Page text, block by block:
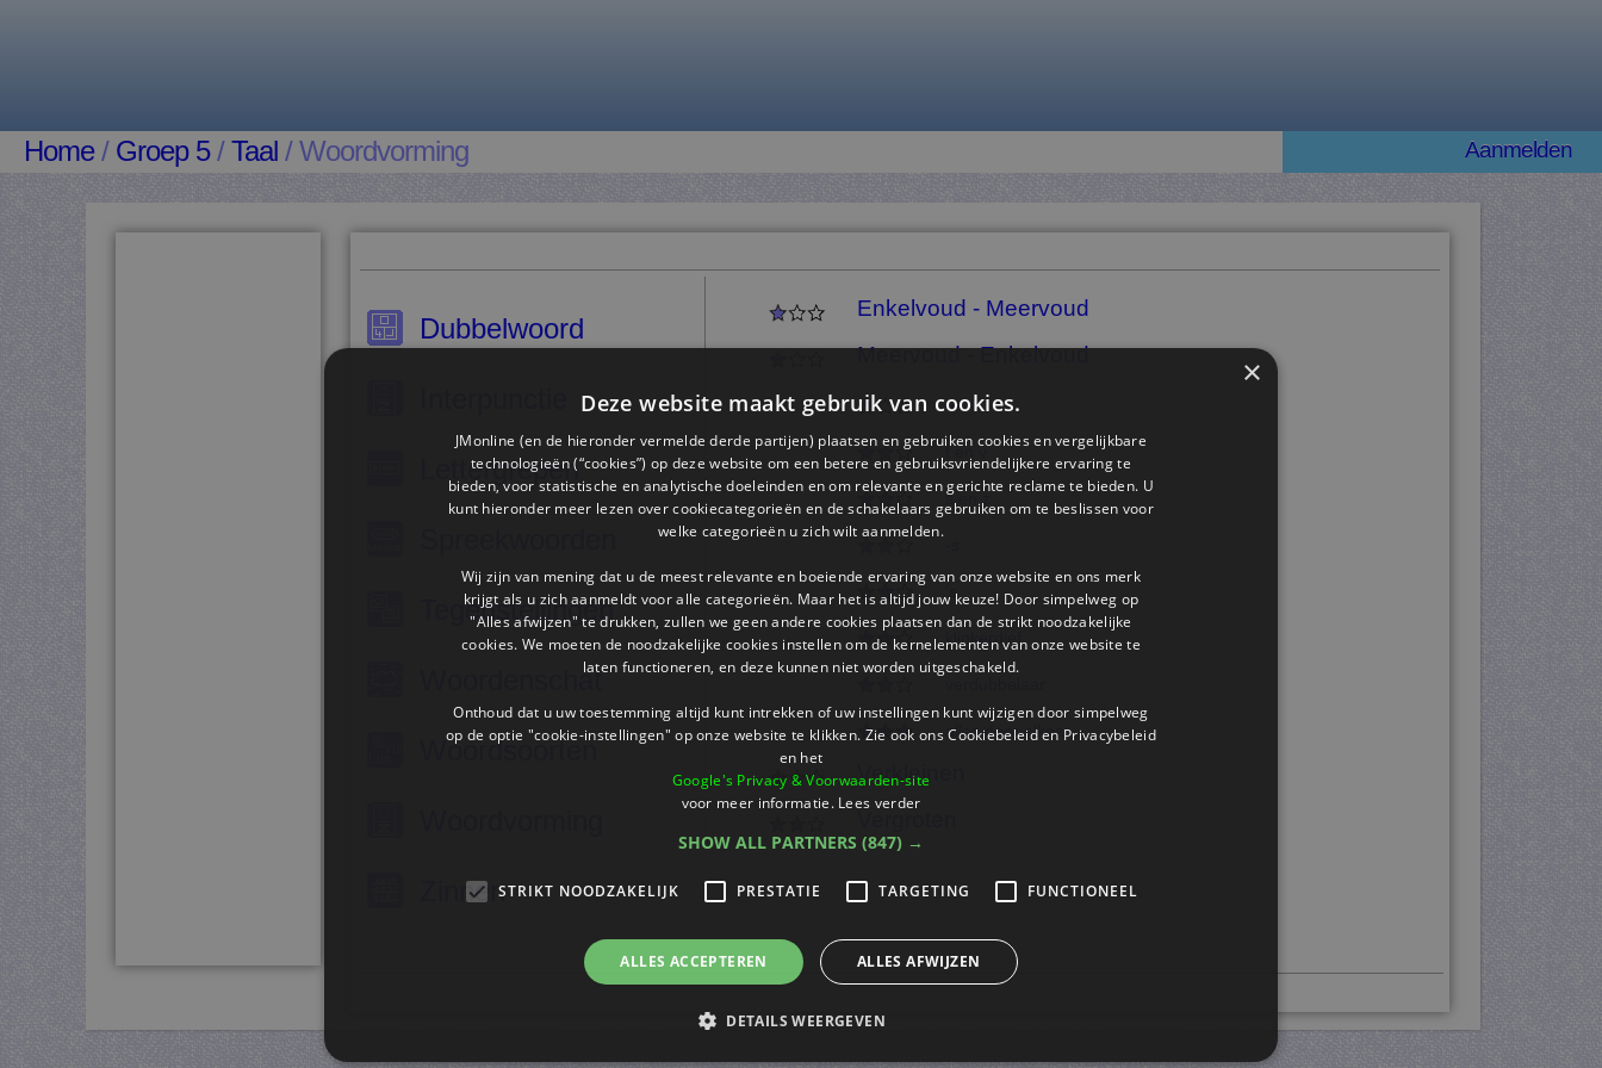
Home/ Groep 5/Taal / Woordvorming Aanmelden
Dubbelwoord
Lettergrepen
Tegenstellingen
Woordenschat
Woordsoorten
Zinnen
Enkelvoud - Meervoud
Meervoud - Enkelvoud
-en
f en v
s en z
's
klinkerdief
alles door elkaar
Verkleinen
×
Deze website maakt gebruik van cookies.
JMonline (en de hieronder vermelde derde partijen) plaatsen en gebruiken cookies en vergelijkbare
technologieën (“cookies”) op deze website om een ​​betere en gebruiksvriendelijkere ervaring te
bieden, voor statistische en analytische doeleinden en om relevante en gerichte reclame te bieden. U
kunt hieronder meer lezen over cookiecategorieën en de schakelaars gebruiken om te beslissen voor
welke categorieën u zich wilt aanmelden.
Wij zijn van mening dat u de meest relevante en boeiende ervaring van onze website en ons merk
krijgt als u zich aanmeldt voor alle categorieën. Maar het is altijd jouw keuze! Door simpelweg op
"Alles afwijzen" te drukken, zullen we geen andere cookies plaatsen dan de strikt noodzakelijke
cookies. We moeten de noodzakelijke cookies instellen om de kernelementen van onze website te
laten functioneren, en deze kunnen niet worden uitgeschakeld.
Onthoud dat u uw toestemming altijd kunt intrekken of uw instellingen kunt wijzigen door simpelweg
op de optie "cookie-instellingen" op onze website te klikken. Zie ook ons ​​Cookiebeleid en Privacybeleid
en het
Google's Privacy & Voorwaarden-site
voor meer informatie. Lees verder
SHOW ALL PARTNERS (847) →
STRIKT NOODZAKELIJK PRESTATIE TARGETING FUNCTIONEEL
ALLES ACCEPTEREN ALLES AFWIJZEN
DETAILS WEERGEVEN